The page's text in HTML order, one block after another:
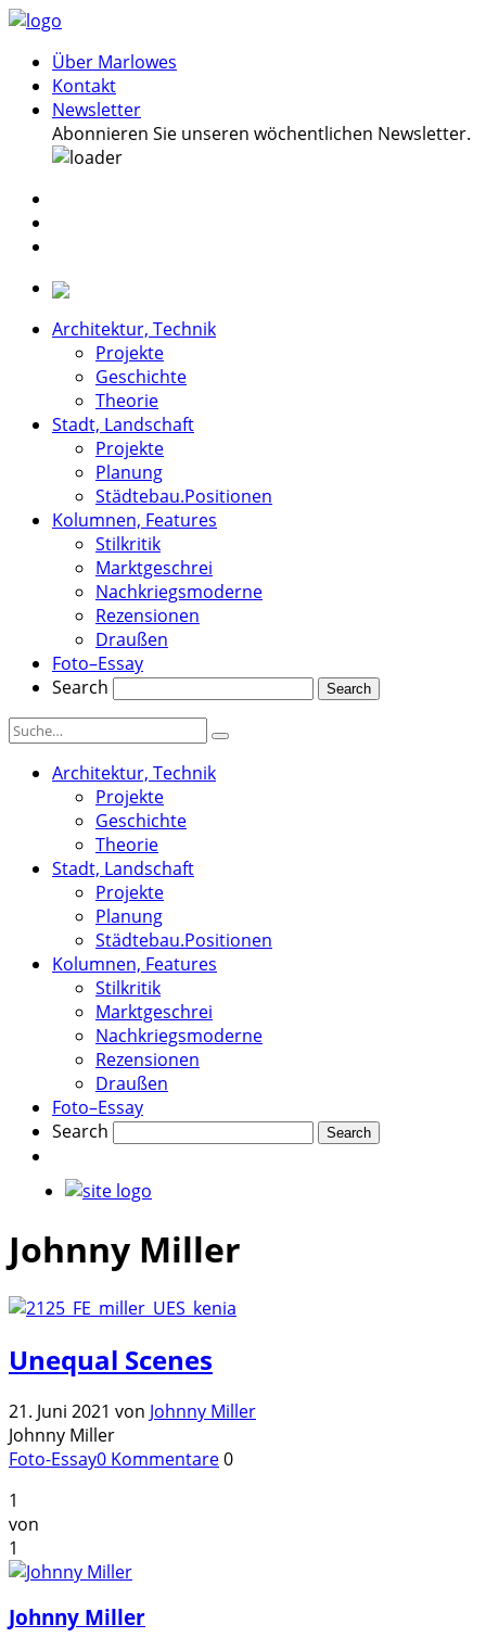
Über Marlowes
Kontakt
Newsletter
Abonnieren Sie unseren wöchentlichen Newsletter.
Architektur, Technik
Projekte
Geschichte
Theorie
Stadt, Landschaft
Projekte
Planung
Städtebau.Positionen
Kolumnen, Features
Stilkritik
Marktgeschrei
Nachkriegsmoderne
Rezensionen
Draußen
Foto–Essay
Search
Architektur, Technik
Projekte
Geschichte
Theorie
Stadt, Landschaft
Projekte
Planung
Städtebau.Positionen
Kolumnen, Features
Stilkritik
Marktgeschrei
Nachkriegsmoderne
Rezensionen
Draußen
Foto–Essay
Search
Johnny Miller
Unequal Scenes
21. Juni 2021 von Johnny Miller
Johnny Miller
Foto-Essay0 Kommentare0
1
von
1
Johnny Miller